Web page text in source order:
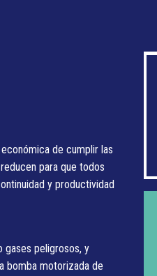
de cumplir las
para que todos
y productividad
gases peligrosos, y
bomba motorizada de